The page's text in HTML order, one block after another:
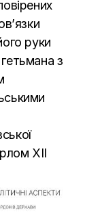
руки
з
ХІІ